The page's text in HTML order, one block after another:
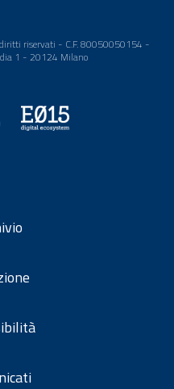
riservati - C.F. 80050050154 -
1 - 20124 Milano